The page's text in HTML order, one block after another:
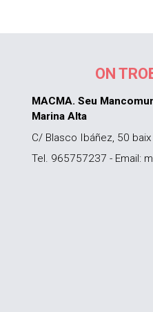
ON
MACMA. Seu
Marina Alta
C/ Blasco Ibáñez, 50
Tel. 965757237 - Email: